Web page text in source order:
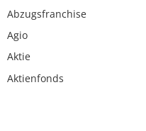
Abzugsfranchise
Agio
Aktie
Aktienfonds